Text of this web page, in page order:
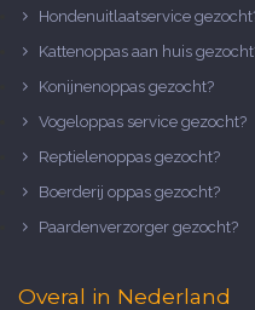
Hondenuitlaatservice
Kattenoppas aan huis
Konijnenoppas gezocht?
Vogeloppas service gezocht?
Reptielenoppas gezocht?
Boerderij oppas gezocht?
Paardenverzorger gezocht?
Overal in Nederland